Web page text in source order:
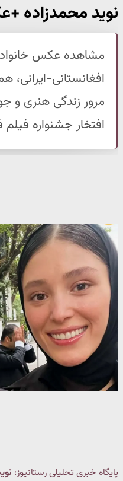
نوید محمدزاده
مشاهده عکس
افغانستانی-ایرانی،
مرور زندگی هنری و
افتخار جشنواره
پایگاه خبری تحلیلی رستانیوز: